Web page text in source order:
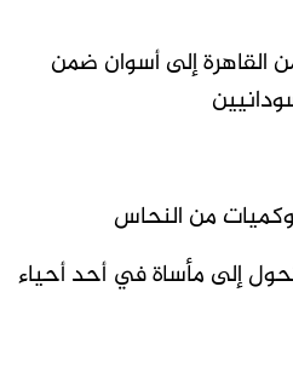
القاهرة إلى أسوان ضمن
إلى مأساة في أحد أحياء